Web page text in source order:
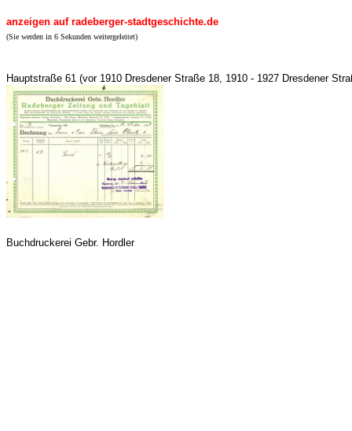
anzeigen auf radeberger-stadtgeschichte.de
(Sie werden in 6 Sekunden weitergeleitet)
Hauptstraße 61 (vor 1910 Dresdener Straße 18, 1910 - 1927 Dresdener
Buchdruckerei Gebr. Hordler